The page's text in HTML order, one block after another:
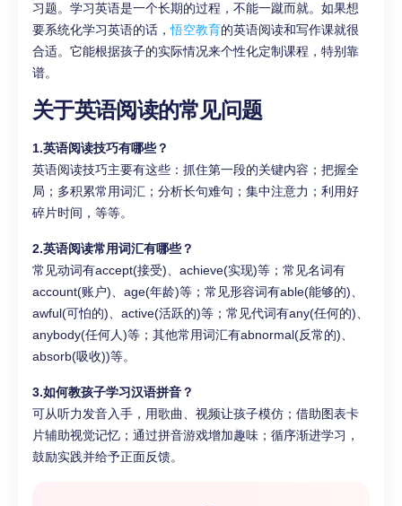
习题。学习英语是一个长期的过程，不能一蹴而就。如果想
要系统化学习英语的话，悟空教育的英语阅读和写作课就很
合适。它能根据孩子的实际情况来个性化定制课程，特别靠
谱。
关于英语阅读的常见问题
1.英语阅读技巧有哪些？
英语阅读技巧主要有这些：抓住第一段的关键内容；把握全
局；多积累常用词汇；分析长句难句；集中注意力；利用好
碎片时间，等等。
2.英语阅读常用词汇有哪些？
常见动词有accept(接受)、achieve(实现)等；常见名词有
account(账户)、age(年龄)等；常见形容词有able(能够的)、
awful(可怕的)、active(活跃的)等；常见代词有any(任何的)、
anybody(任何人)等；其他常用词汇有abnormal(反常的)、
absorb(吸收))等。
3.如何教孩子学习汉语拼音？
可从听力发音入手，用歌曲、视频让孩子模仿；借助图表卡
片辅助视觉记忆；通过拼音游戏增加趣味；循序渐进学习，
鼓励实践并给予正面反馈。